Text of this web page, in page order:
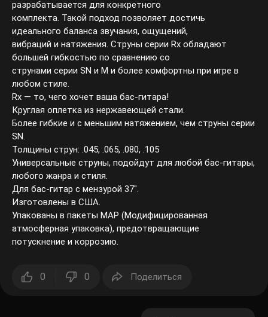
разрабатывается для конкретного
комплекта. Такой подход позволяет достичь
идеального баланса звучания, ощущений,
вибраций и натяжения. Струны серии Rx обладают
большей гибкостью по сравнению со
струнами серии SN и M и более комфортны при игре в
любом стиле.
Rx — то, чего хочет ваша бас-гитара!
Круглая оплетка из нержавеющей стали.
Более гибкие и с меньшим натяжением, чем струны серии
SN.
Толщины струн: .045, .065, .080, .105
Универсальные струны, подойдут для любой бас-гитары,
любого жанра и стиля.
Для бас-гитар с мензурой 37".
Изготовлены в США.
Упакованы в пакеты MAP (Модифицированная
атмосферная упаковка), предотвращающие
потускнение и коррозию.
0 0 Поделиться